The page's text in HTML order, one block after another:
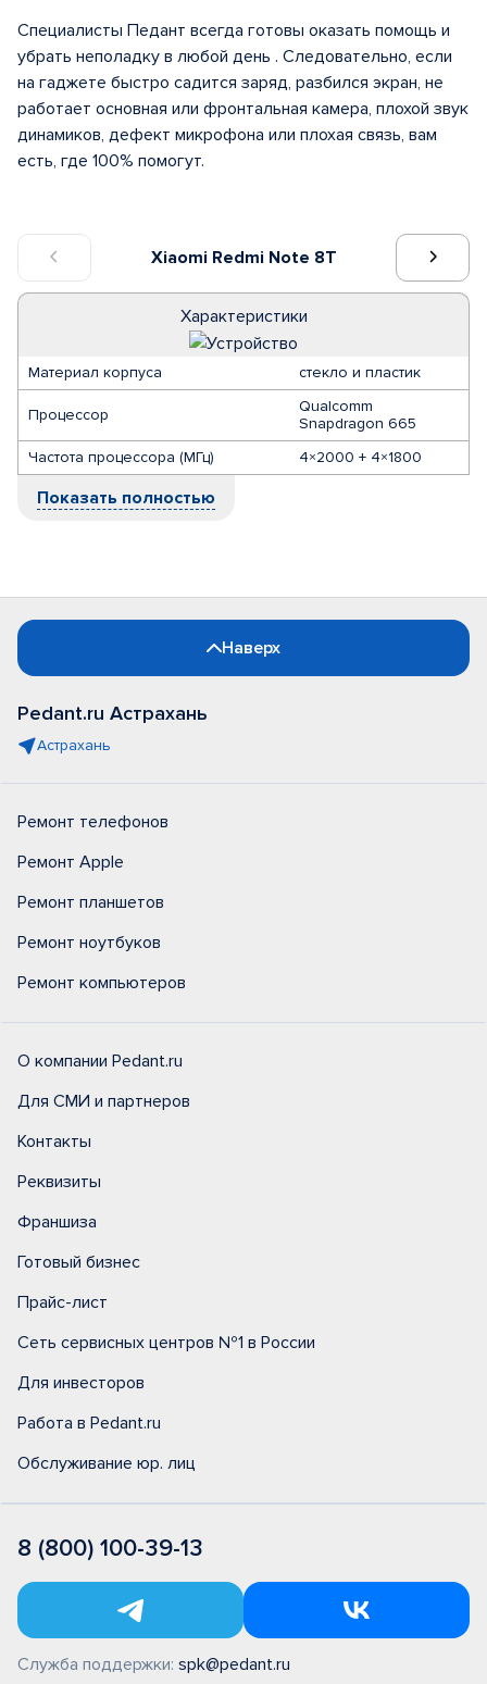
Xiaomi Redmi Note 8T
Характеристики
Материал корпуса стекло и пластик
Процессор
Qualcomm
Snapdragon 665
Частота процессора (МГц)
4×2000 + 4×1800
Показать полностью
Специалисты Педант всегда готовы оказать помощь и
убрать неполадку в любой день . Следовательно, если
на гаджете быстро садится заряд, разбился экран, не
работает основная или фронтальная камера, плохой звук
динамиков, дефект микрофона или плохая связь, вам
есть, где 100% помогут.
Наверх
Pedant.ru Астрахань
Астрахань
Ремонт телефонов
Ремонт Apple
Ремонт планшетов
Ремонт ноутбуков
Ремонт компьютеров
О компании Pedant.ru
Для СМИ и партнеров
Контакты
Реквизиты
Франшиза
Готовый бизнес
Прайс-лист
Сеть сервисных центров №1 в России
Для инвесторов
Работа в Pedant.ru
Обслуживание юр. лиц
8 (800) 100-39-13
Служба поддержки: spk@pedant.ru